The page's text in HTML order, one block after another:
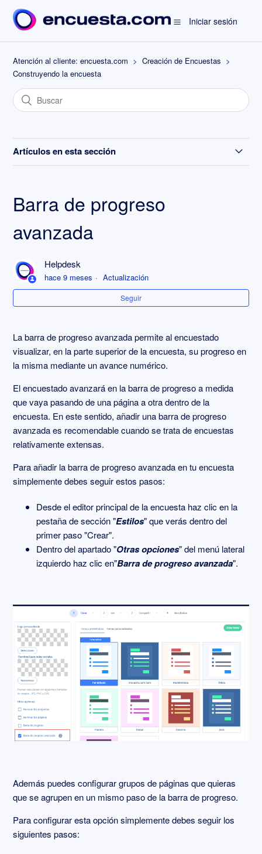
Iniciar sesión
Atención al cliente: encuesta.com
Creación de Encuestas
Construyendo la encuesta
Artículos en esta sección
Barra de progreso avanzada
Cómo previsualizar la encuesta
Barra de progreso
Editar botones de navegación ("Anterior", "Siguiente",
Encuesta multiidioma
Barra de progreso
avanzada
Helpdesk
hace 9 meses Actualización
Seguir
La barra de progreso avanzada permite al encuestado
visualizar, en la parte superior de la encuesta, su progreso en
la misma mediante un avance numérico.
El encuestado avanzará en la barra de progreso a medida
que vaya pasando de una página a otra dentro de la
encuesta. En este sentido, añadir una barra de progreso
avanzada es recomendable cuando se trata de encuestas
relativamente extensas.
Para añadir la barra de progreso avanzada en tu encuesta
simplemente debes seguir estos pasos:
Desde el editor principal de la encuesta haz clic en la
pestaña de sección "Estilos" que verás dentro del
primer paso "Crear".
Dentro del apartado "Otras opciones" del menú lateral
izquierdo haz clic en"Barra de progreso avanzada".
Además puedes configurar grupos de páginas que quieras
que se agrupen en un mismo paso de la barra de progreso.
Para configurar esta opción simplemente debes seguir los
siguientes pasos: